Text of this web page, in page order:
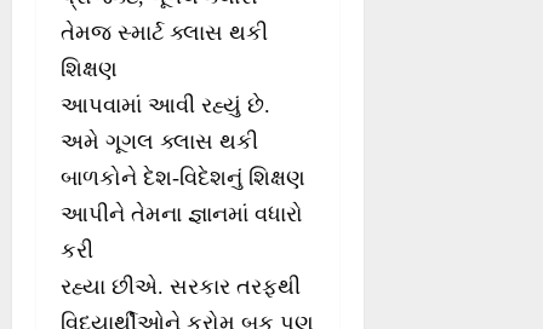
તેમજ સ્માર્ટ ક્લાસ થકી
શિક્ષણ
આપવામાં આવી રહ્યું છે.
અમે ગૂગલ ક્લાસ થકી
બાળકોને દેશ-વિદેશનું શિક્ષણ
આપીને તેમના જ્ઞાનમાં વધારો
કરી
રહ્યા છીએ. સરકાર તરફથી
વિદ્યાર્થીઓને ક્રોમ બુક પણ